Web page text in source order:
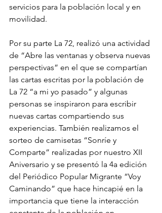
servicios para la población local y en
movilidad.
Por su parte La 72, realizó una actividad
de “Abre las ventanas y observa nuevas
perspectivas” en el que se compartían
las cartas escritas por la población de
La 72 “a mi yo pasado” y algunas
personas se inspiraron para escribir
nuevas cartas compartiendo sus
experiencias. También realizamos el
sorteo de camisetas “Sonríe y
Comparte” realizadas por nuestro XII
Aniversario y se presentó la 4a edición
del Periódico Popular Migrante “Voy
Caminando” que hace hincapié en la
importancia que tiene la interacción